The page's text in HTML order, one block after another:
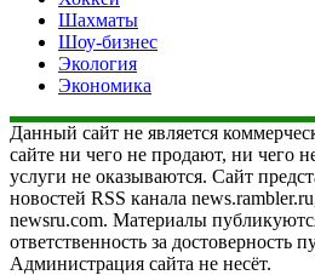
Шахматы
Шоу-бизнес
Экология
Экономика
Данный сайт не является
сайте ни чего не продают, ни чего
услуги не оказываются. Сайт
новостей RSS канала
newsru.com. Материалы
ответственность за достоверность
Администрация сайта не несёт.